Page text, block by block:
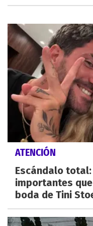
ATENCIÓN
Escándalo
importantes
boda de Tini